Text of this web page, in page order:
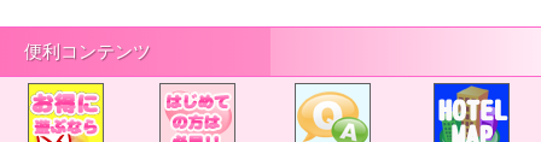
便利コンテンツ